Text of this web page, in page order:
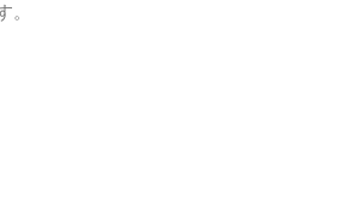
。